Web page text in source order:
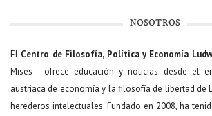
NOSOTROS
El Centro de Filosofía, Política y Economía
Mises— ofrece educación y noticias desde el
austriaca de economía y la filosofía de libertad de
herederos intelectuales. Fundado en 2008, ha